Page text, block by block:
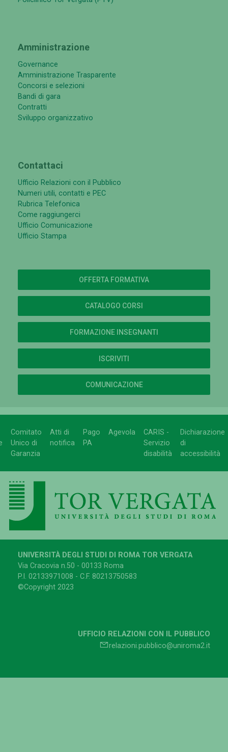
Amministrazione
Governance
Amministrazione Trasparente
Concorsi e selezioni
Bandi di gara
Contratti
Sviluppo organizzativo
Contattaci
Ufficio Relazioni con il Pubblico
Numeri utili, contatti e PEC
Rubrica Telefonica
Come raggiungerci
Ufficio Comunicazione
Ufficio Stampa
OFFERTA FORMATIVA
CATALOGO CORSI
FORMAZIONE INSEGNANTI
ISCRIVITI
COMUNICAZIONE
Comitato
Unico di
Garanzia
Atti di
notifica
Pago
PA
Agevola
CARIS -
Servizio
disabilità
Dichiarazione
di
accessibilità
UNIVERSITÀ DEGLI STUDI DI ROMA TOR VERGATA
Via Cracovia n.50 - 00133 Roma
P.I. 02133971008 - C.F. 80213750583
©Copyright 2023
UFFICIO RELAZIONI CON IL PUBBLICO
relazioni.pubblico@uniroma2.it